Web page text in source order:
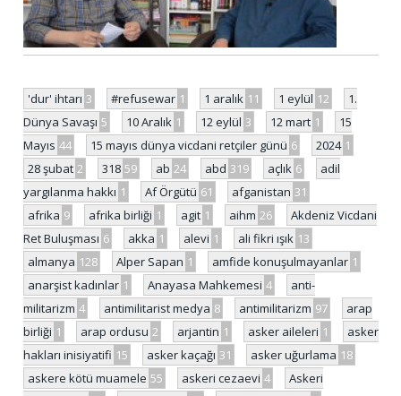
'dur' ihtarı 3 #refusewar 1 1 aralık 11 1 eylül 12
1.
Dünya Savaşı 5 10 Aralık 1 12 eylül 3 12 mart 1
15
Mayıs 44 15 mayıs dünya vicdani retçiler günü 6 2024 1
28 şubat 2 318 59 ab 24 abd 319 açlık 6
adil
yargılanma hakkı 1 Af Örgütü 61 afganistan 31
afrika 9 afrika birliği 1 agit 1 aihm 26
Akdeniz Vicdani
Ret Buluşması 6 akka 1 alevi 1 ali fikri ışık 13
almanya 128 Alper Sapan 1 amfide konuşulmayanlar 1
anarşist kadınlar 1 Anayasa Mahkemesi 4
anti-
militarizm 4 antimilitarist medya 8 antimilitarizm 97
arap
birliği 1 arap ordusu 2 arjantin 1 asker aileleri 1
asker
hakları inisiyatifi 15 asker kaçağı 31 asker uğurlama 18
askere kötü muamele 55 askeri cezaevi 4
Askeri